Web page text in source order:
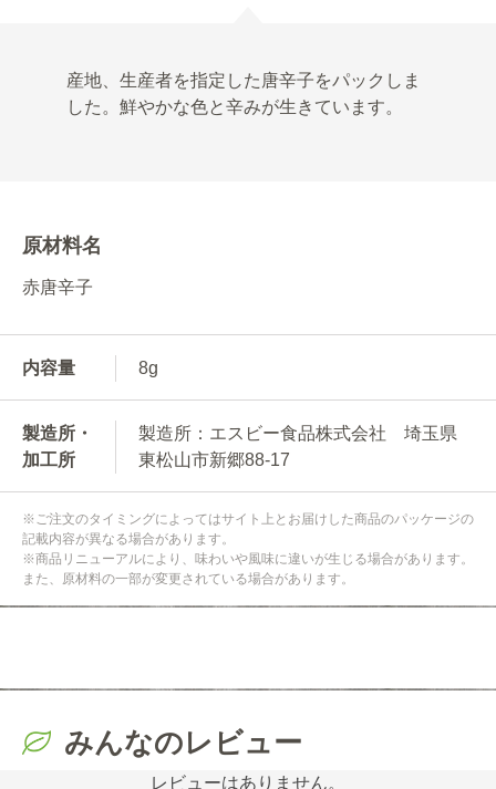
産地、生産者を指定した唐辛子をパックしま
した。鮮やかな色と辛みが生きています。
原材料名
赤唐辛子
内容量 8g
製造所・
加工所
製造所：エスビー食品株式会社 埼玉県
東松山市新郷88-17
※ご注文のタイミングによってはサイト上とお届けした商品のパッケージの
記載内容が異なる場合があります。
※商品リニューアルにより、味わいや風味に違いが生じる場合があります。
また、原材料の一部が変更されている場合があります。
みんなのレビュー
レビューはありません。